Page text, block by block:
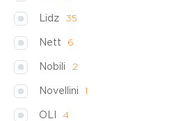
Lidz 35
Nett 6
Nobili 2
Novellini 1
OLI 4